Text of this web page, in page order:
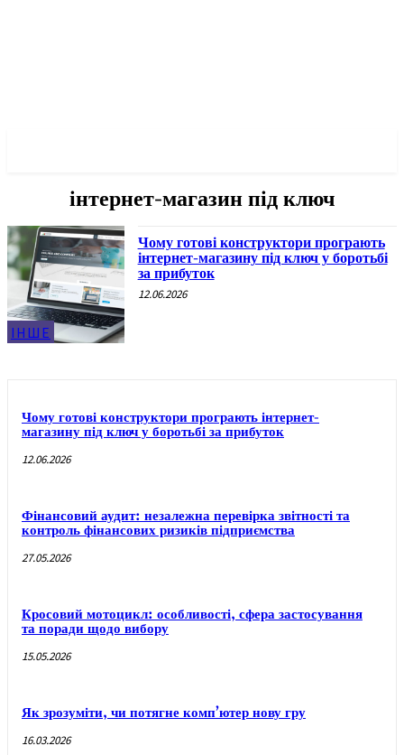
інтернет-магазин під ключ
ІНШЕ
Чому готові конструктори програють
інтернет-магазину під ключ у боротьбі
за прибуток
12.06.2026
Чому готові конструктори програють інтернет-
магазину під ключ у боротьбі за прибуток
12.06.2026
Фінансовий аудит: незалежна перевірка звітності та
контроль фінансових ризиків підприємства
27.05.2026
Кросовий мотоцикл: особливості, сфера застосування
та поради щодо вибору
15.05.2026
Як зрозуміти, чи потягне комп’ютер нову гру
16.03.2026